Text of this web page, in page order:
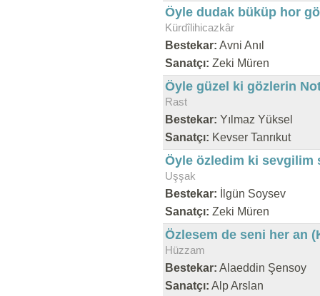
Öyle dudak büküp hor
Kürdîlihicazkâr
Bestekar: Avni Anıl
Sanatçı: Zeki Müren
Öyle güzel ki gözlerin
Rast
Bestekar: Yılmaz Yüksel
Sanatçı: Kevser Tanrıkut
Öyle özledim ki sevgilim
Uşşak
Bestekar: İlgün Soysev
Sanatçı: Zeki Müren
Özlesem de seni her an
Hüzzam
Bestekar: Alaeddin Şensoy
Sanatçı: Alp Arslan